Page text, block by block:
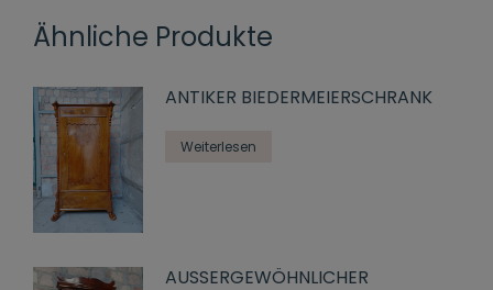
Ähnliche Produkte
ANTIKER BIEDERMEIERSCHRANK
Weiterlesen
AUSSERGEWÖHNLICHER